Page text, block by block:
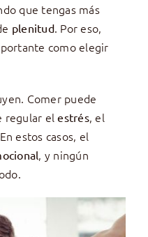
que tengas más
plenitud. Por eso,
como elegir
Comer puede
regular elestrés, el
estos casos, el
, y ningún